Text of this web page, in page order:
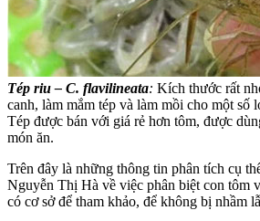
Tép riu – C. flavilineata: Kích thước rất
canh, làm mắm tép và làm mồi cho một số
Tép được bán với giá rẻ hơn tôm, được
món ăn.
Trên đây là những thông tin phân tích cụ
Nguyễn Thị Hà về việc phân biệt con tôm
có cơ sở để tham khảo, để không bị nhầm